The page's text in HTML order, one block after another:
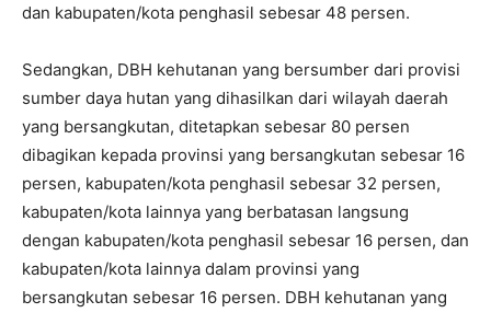
dan kabupaten/kota penghasil sebesar 48 persen.
Sedangkan, DBH kehutanan yang bersumber dari provisi
sumber daya hutan yang dihasilkan dari wilayah daerah
yang bersangkutan, ditetapkan sebesar 80 persen
dibagikan kepada provinsi yang bersangkutan sebesar 16
persen, kabupaten/kota penghasil sebesar 32 persen,
kabupaten/kota lainnya yang berbatasan langsung
dengan kabupaten/kota penghasil sebesar 16 persen, dan
kabupaten/kota lainnya dalam provinsi yang
bersangkutan sebesar 16 persen. DBH kehutanan yang